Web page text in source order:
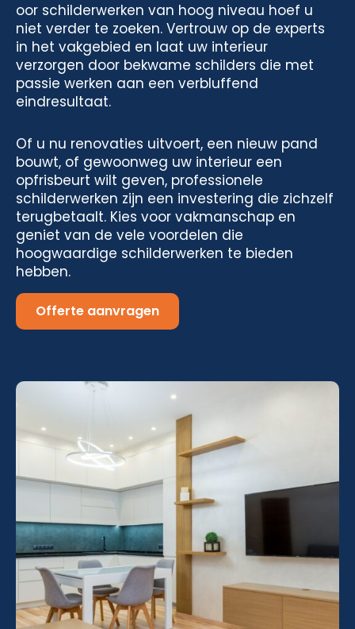
oor schilderwerken van hoog niveau hoef u
niet verder te zoeken. Vertrouw op de experts
in het vakgebied en laat uw interieur
verzorgen door bekwame schilders die met
passie werken aan een verbluffend
eindresultaat.
Of u nu renovaties uitvoert, een nieuw pand
bouwt, of gewoonweg uw interieur een
opfrisbeurt wilt geven, professionele
schilderwerken zijn een investering die zichzelf
terugbetaalt. Kies voor vakmanschap en
geniet van de vele voordelen die
hoogwaardige schilderwerken te bieden
hebben.
Offerte aanvragen